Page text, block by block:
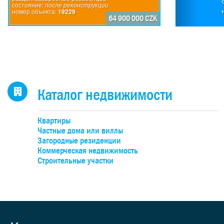
состояние:после реконструкции
номер объекта:19229
64 900 000 CZK
Каталог недвижимости
Квартиры
Частные дома или виллы
Загородные резиденции
Коммерческая недвижимость
Строительные участки